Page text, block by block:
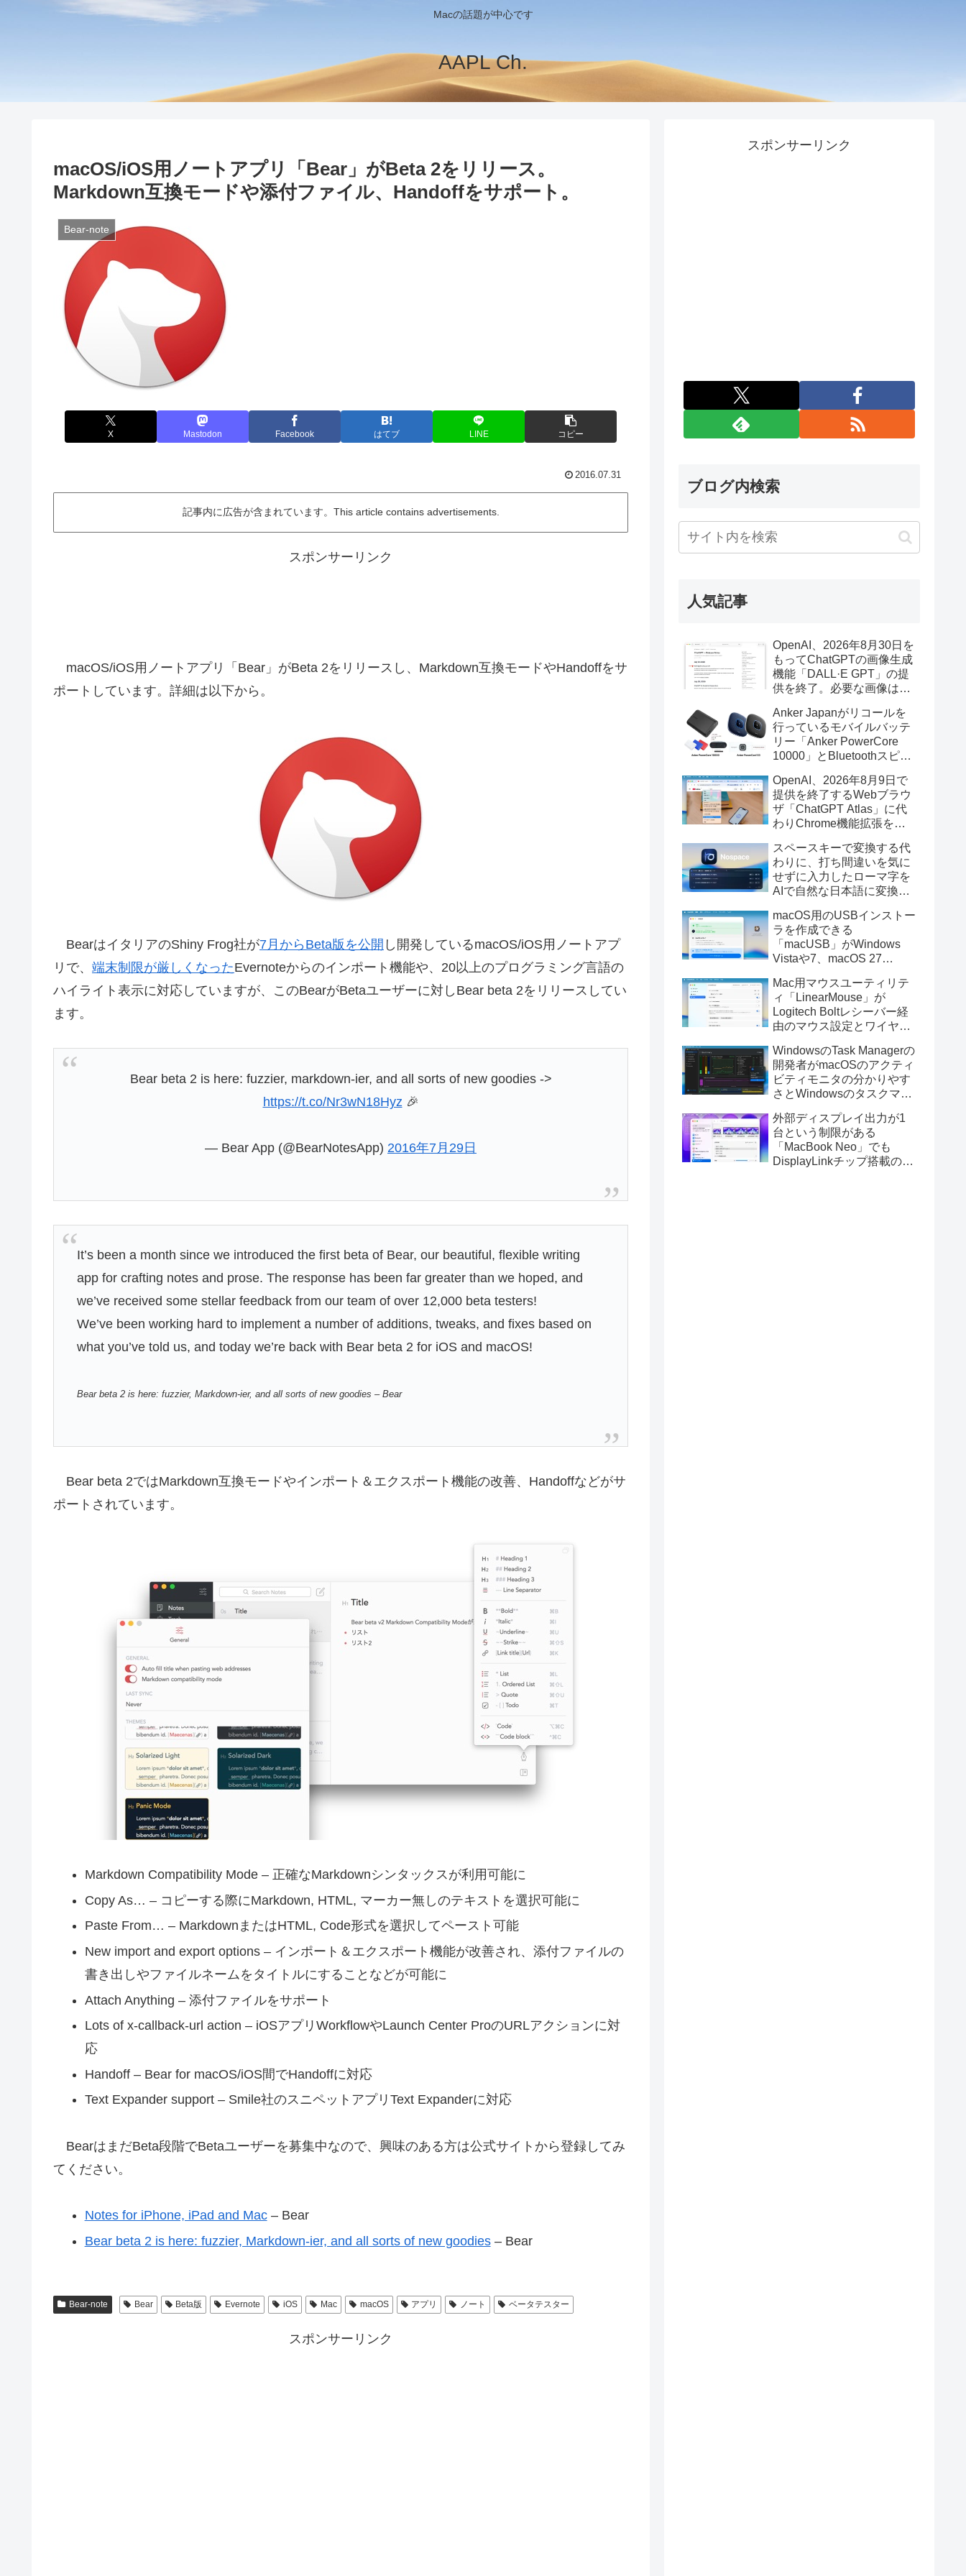
Macの話題が中心です
AAPL Ch.
macOS/iOS用ノートアプリ「Bear」がBeta 2をリリース。
Markdown互換モードや添付ファイル、Handoffをサポート。
Bear-note
X Mastodon Facebook はてブ LINE コピー
2016.07.31
記事内に広告が含まれています。This article contains advertisements.
スポンサーリンク
macOS/iOS用ノートアプリ「Bear」がBeta 2をリリースし、Markdown互換モードやHandoffをサ
ポートしています。詳細は以下から。
BearはイタリアのShiny Frog社が7月からBeta版を公開 し開発しているmacOS/iOS用ノートアプ
リで、 端末制限が厳しくなったEvernoteからのインポート機能や、20以上のプログラミング言語の
ハイライト表示に対応していますが、このBearがBetaユーザーに対しBear beta 2をリリースしてい
ます。
Bear beta 2 is here: fuzzier, markdown-ier, and all sorts of new goodies ->
https://t.co/Nr3wN18Hyz 🎉
— Bear App (@BearNotesApp) 2016年7月29日
It’s been a month since we introduced the first beta of Bear, our beautiful, flexible writing
app for crafting notes and prose. The response has been far greater than we hoped, and
we’ve received some stellar feedback from our team of over 12,000 beta testers!
We’ve been working hard to implement a number of additions, tweaks, and fixes based on
what you’ve told us, and today we’re back with Bear beta 2 for iOS and macOS!
Bear beta 2 is here: fuzzier, Markdown-ier, and all sorts of new goodies – Bear
Bear beta 2ではMarkdown互換モードやインポート＆エクスポート機能の改善、Handoffなどがサ
ポートされています。
Markdown Compatibility Mode – 正確なMarkdownシンタックスが利用可能に
Copy As… – コピーする際にMarkdown, HTML, マーカー無しのテキストを選択可能に
Paste From… – MarkdownまたはHTML, Code形式を選択してペースト可能
New import and export options – インポート＆エクスポート機能が改善され、添付ファイルの
書き出しやファイルネームをタイトルにすることなどが可能に
Attach Anything – 添付ファイルをサポート
Lots of x-callback-url action – iOSアプリWorkflowやLaunch Center ProのURLアクションに対
応
Handoff – Bear for macOS/iOS間でHandoffに対応
Text Expander support – Smile社のスニペットアプリText Expanderに対応
BearはまだBeta段階でBetaユーザーを募集中なので、興味のある方は公式サイトから登録してみ
てください。
Notes for iPhone, iPad and Mac– Bear
Bear beta 2 is here: fuzzier, Markdown-ier, and all sorts of new goodies– Bear
Bear-note Bear Beta版 Evernote iOS Mac macOS アプリ ノート ベータテスター
スポンサーリンク
スポンサーリンク
ブログ内検索
人気記事
OpenAI、2026年8月30日を
もってChatGPTの画像生成
機能「DALL·E GPT」の提
供を終了。必要な画像は期
Anker Japanがリコールを
行っているモバイルバッテ
リー「Anker PowerCore
10000」とBluetoothスピー
辺を焼損する火災が6月に3
件発生していたそうなので
注意を。
OpenAI、2026年8月9日で
提供を終了するWebブラウ
ザ「ChatGPT Atlas」に代
わりChrome機能拡張をア
画の質問やAsk ChatGPT機
能を追加。
スペースキーで変換する代
わりに、打ち間違いを気に
せずに入力したローマ字を
AIで自然な日本語に変換し
力アプリ「Nospace」がリ
リース。
macOS用のUSBインストー
ラを作成できる
「macUSB」がWindows
Vistaや7、macOS 27
トーラの作成に対応。
Mac用マウスユーティリテ
ィ「LinearMouse」が
Logitech Boltレシーバー経
由のマウス設定とワイヤレ
ックボールに対応。
WindowsのTask Managerの
開発者がmacOSのアクティ
ビティモニタの分かりやす
さとWindowsのタスクマネ
Mac用システムモニタアプ
リ「Task Manager TMOG」
のBeta版を公開。
外部ディスプレイ出力が1
台という制限がある
「MacBook Neo」でも
DisplayLinkチップ搭載の